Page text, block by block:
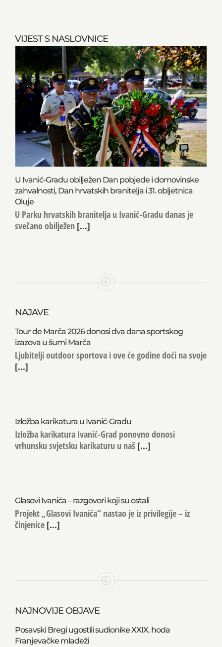
VIJEST S NASLOVNICE
U Ivanić-Gradu obilježen Dan pobjede i domovinske
zahvalnosti, Dan hrvatskih branitelja i 31. obljetnica
Oluje
U Parku hrvatskih branitelja u Ivanić-Gradu danas je
svečano obilježen [...]
NAJAVE
Tour de Marča 2026 donosi dva dana sportskog
izazova u šumi Marča
Ljubitelji outdoor sportova i ove će godine doći na svoje
[...]
Izložba karikatura u Ivanić-Gradu
Izložba karikatura Ivanić-Grad ponovno donosi
vrhunsku svjetsku karikaturu u naš [...]
Glasovi Ivanića – razgovori koji su ostali
Projekt „Glasovi Ivanića“ nastao je iz privilegije – iz
činjenice [...]
NAJNOVIJE OBJAVE
Posavski Bregi ugostili sudionike XXIX. hoda
Franjevačke mladeži